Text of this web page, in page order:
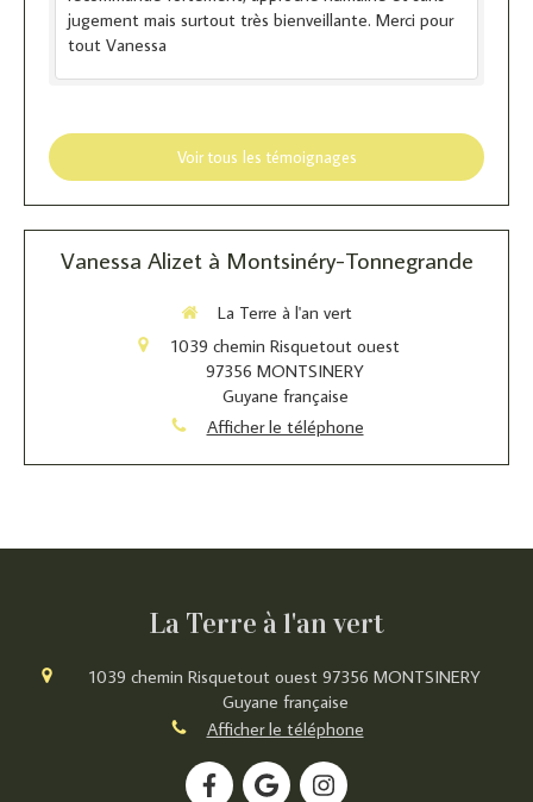
jugement mais surtout très bienveillante. Merci pour
tout Vanessa
Voir tous les témoignages
Vanessa Alizet à Montsinéry-Tonnegrande
La Terre à l'an vert
1039 chemin Risquetout ouest
97356 MONTSINERY
Guyane française
Afficher le téléphone
La Terre à l'an vert
1039 chemin Risquetout ouest 97356 MONTSINERY
Guyane française
Afficher le téléphone